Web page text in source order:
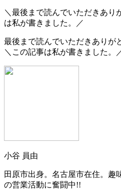
＼最後まで読んでいただきあり
は私が書きました。／
最後まで読んでいただきありが
＼この記事は私が書きました。
小谷 員由
田原市出身。名古屋市在住。趣
の営業活動に奮闘中!!